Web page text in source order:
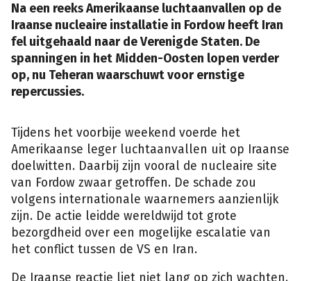
Na een reeks Amerikaanse luchtaanvallen op de
Iraanse nucleaire installatie in Fordow heeft Iran
fel uitgehaald naar de Verenigde Staten. De
spanningen in het Midden-Oosten lopen verder
op, nu Teheran waarschuwt voor ernstige
repercussies.
Tijdens het voorbije weekend voerde het
Amerikaanse leger luchtaanvallen uit op Iraanse
doelwitten. Daarbij zijn vooral de nucleaire site
van Fordow zwaar getroffen. De schade zou
volgens internationale waarnemers aanzienlijk
zijn. De actie leidde wereldwijd tot grote
bezorgdheid over een mogelijke escalatie van
het conflict tussen de VS en Iran.